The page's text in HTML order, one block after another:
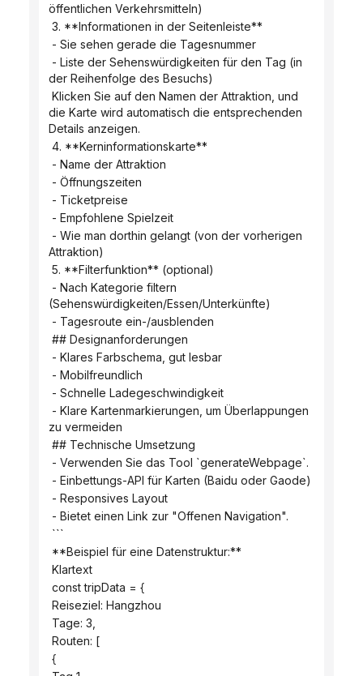
öffentlichen Verkehrsmitteln)
3. **Informationen in der Seitenleiste**
- Sie sehen gerade die Tagesnummer
der Reihenfolge des Besuchs)
die Karte wird automatisch die entsprechenden
Details anzeigen.
4. **Kerninformationskarte**
- Name der Attraktion
- Öffnungszeiten
- Ticketpreise
- Empfohlene Spielzeit
Attraktion)
5. **Filterfunktion** (optional)
(Sehenswürdigkeiten/Essen/Unterkünfte)
- Tagesroute ein-/ausblenden
## Designanforderungen
- Klares Farbschema, gut lesbar
- Mobilfreundlich
- Schnelle Ladegeschwindigkeit
zu vermeiden
## Technische Umsetzung
- Verwenden Sie das Tool `generateWebpage`.
- Einbettungs-API für Karten (Baidu oder Gaode)
- Responsives Layout
- Bietet einen Link zur "Offenen Navigation".
```
**Beispiel für eine Datenstruktur:**
Klartext
const tripData = {
Reiseziel: Hangzhou
Tage: 3,
Routen: [
{